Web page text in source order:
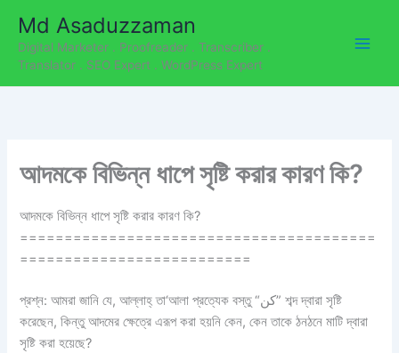
content
Md Asaduzzaman
Digital Marketer . Proofreader . Transcriber .
Translator . SEO Expert . WordPress Expert
আদমকে বিভিন্ন ধাপে সৃষ্টি করার কারণ কি?
আদমকে বিভিন্ন ধাপে সৃষ্টি করার কারণ কি?
========================================
==========================
প্রশ্ন: আমরা জানি যে, আল্লাহ্‌ তা‘আলা প্রত্যেক বস্তু “كن” শব্দ দ্বারা সৃষ্টি
করেছেন, কিন্তু আদমের ক্ষেত্রে এরূপ করা হয়নি কেন, কেন তাকে ঠনঠনে মাটি দ্বারা
সৃষ্টি করা হয়েছে?
a
t
e
s